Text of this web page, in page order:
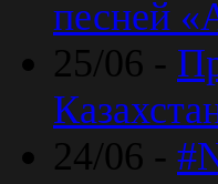
песней
25/06 -
24/06 -